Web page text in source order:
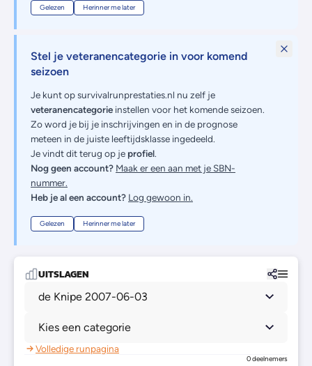
Gelezen Herinner me later
Stel je veteranencategorie in voor komend
seizoen
Je kunt op survivalrunprestaties.nl nu zelf je
veteranencategorie instellen voor het komende seizoen.
Zo word je bij je inschrijvingen en in de prognose
meteen in de juiste leeftijdsklasse ingedeeld.
Je vindt dit terug op je profiel.
Nog geen account? Maak er een aan met je SBN-
nummer.
Heb je al een account? Log gewoon in.
Gelezen Herinner me later
UITSLAGEN
de Knipe 2007-06-03
Kies een categorie
Volledige runpagina
0 deelnemers